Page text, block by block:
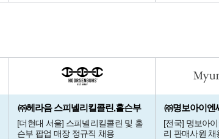
㈜헤라음 스피넬리킬콜린,홀슨부
[더현대 서울] 스피넬리킬콜린 및 홀
슨부 팝업 매장 정규직 채용
㈜명보아이엔
[전국] 명보아
리 판매사원